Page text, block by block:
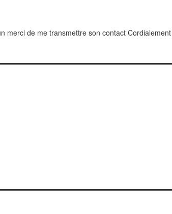
merci de me transmettre son contact Cordialement